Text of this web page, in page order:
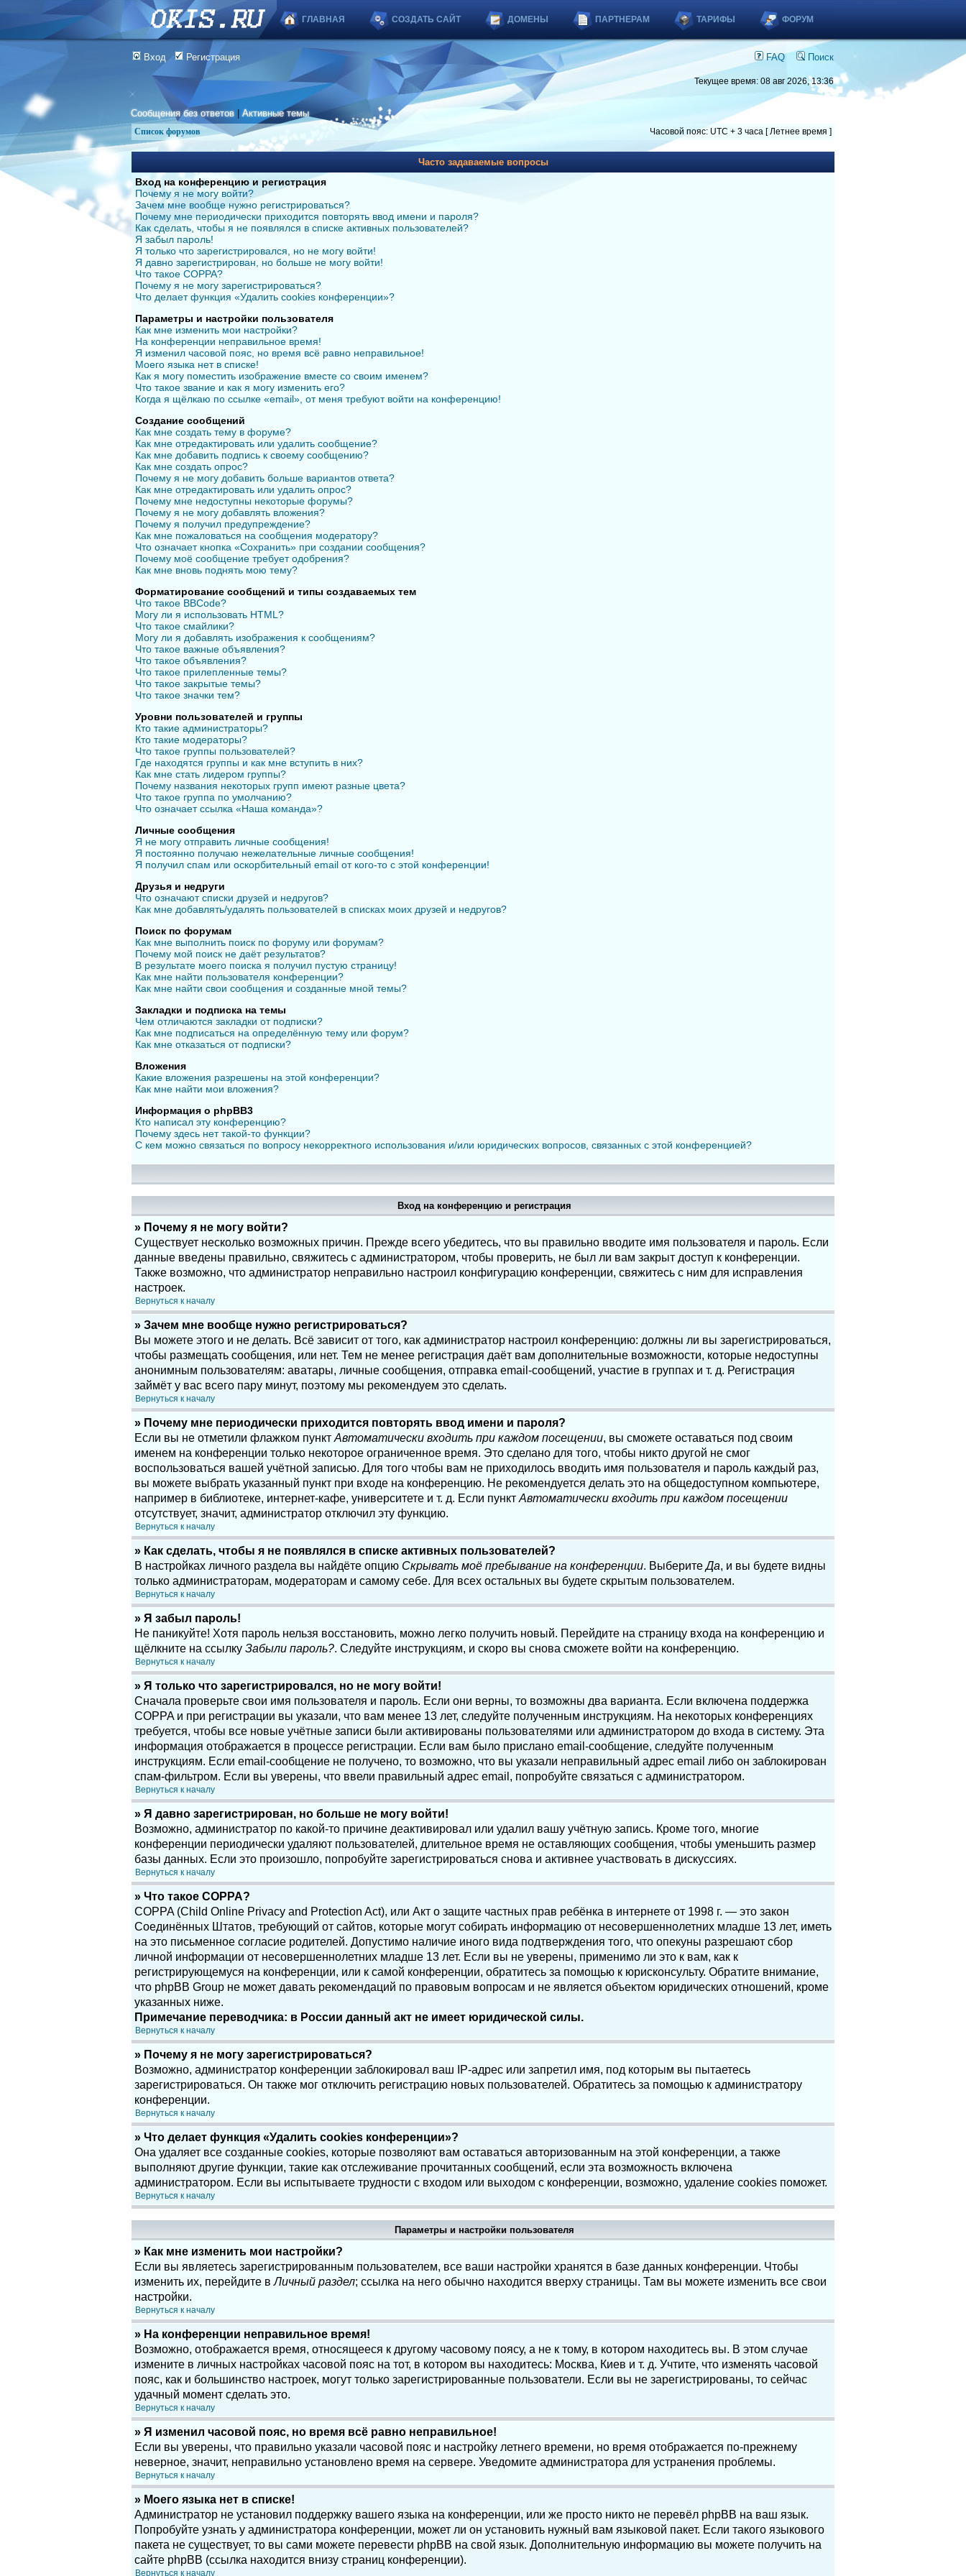
ГЛАВНАЯ СОЗДАТЬ САЙТ ДОМЕНЫ ПАРТНЕРАМ ТАРИФЫ ФОРУМ
Вход Регистрация FAQ Поиск
Текущее время: 08 авг 2026, 13:36
Сообщения без ответов |Активные темы
Список форумов Часовой пояс: UTC + 3 часа [ Летнее время ]
Часто задаваемые вопросы
Вход на конференцию и регистрация
Почему я не могу войти?
Зачем мне вообще нужно регистрироваться?
Почему мне периодически приходится повторять ввод имени и пароля?
Как сделать, чтобы я не появлялся в списке активных пользователей?
Я забыл пароль!
Я только что зарегистрировался, но не могу войти!
Я давно зарегистрирован, но больше не могу войти!
Что такое COPPA?
Почему я не могу зарегистрироваться?
Что делает функция «Удалить cookies конференции»?
Параметры и настройки пользователя
Как мне изменить мои настройки?
На конференции неправильное время!
Я изменил часовой пояс, но время всё равно неправильное!
Моего языка нет в списке!
Как я могу поместить изображение вместе со своим именем?
Что такое звание и как я могу изменить его?
Когда я щёлкаю по ссылке «email», от меня требуют войти на конференцию!
Создание сообщений
Как мне создать тему в форуме?
Как мне отредактировать или удалить сообщение?
Как мне добавить подпись к своему сообщению?
Как мне создать опрос?
Почему я не могу добавить больше вариантов ответа?
Как мне отредактировать или удалить опрос?
Почему мне недоступны некоторые форумы?
Почему я не могу добавлять вложения?
Почему я получил предупреждение?
Как мне пожаловаться на сообщения модератору?
Что означает кнопка «Сохранить» при создании сообщения?
Почему моё сообщение требует одобрения?
Как мне вновь поднять мою тему?
Форматирование сообщений и типы создаваемых тем
Что такое BBCode?
Могу ли я использовать HTML?
Что такое смайлики?
Могу ли я добавлять изображения к сообщениям?
Что такое важные объявления?
Что такое объявления?
Что такое прилепленные темы?
Что такое закрытые темы?
Что такое значки тем?
Уровни пользователей и группы
Кто такие администраторы?
Кто такие модераторы?
Что такое группы пользователей?
Где находятся группы и как мне вступить в них?
Как мне стать лидером группы?
Почему названия некоторых групп имеют разные цвета?
Что такое группа по умолчанию?
Что означает ссылка «Наша команда»?
Личные сообщения
Я не могу отправить личные сообщения!
Я постоянно получаю нежелательные личные сообщения!
Я получил спам или оскорбительный email от кого-то с этой конференции!
Друзья и недруги
Что означают списки друзей и недругов?
Как мне добавлять/удалять пользователей в списках моих друзей и недругов?
Поиск по форумам
Как мне выполнить поиск по форуму или форумам?
Почему мой поиск не даёт результатов?
В результате моего поиска я получил пустую страницу!
Как мне найти пользователя конференции?
Как мне найти свои сообщения и созданные мной темы?
Закладки и подписка на темы
Чем отличаются закладки от подписки?
Как мне подписаться на определённую тему или форум?
Как мне отказаться от подписки?
Вложения
Какие вложения разрешены на этой конференции?
Как мне найти мои вложения?
Информация о phpBB3
Кто написал эту конференцию?
Почему здесь нет такой-то функции?
С кем можно связаться по вопросу некорректного использования и/или юридических вопросов, связанных с этой конференцией?
Вход на конференцию и регистрация
» Почему я не могу войти?
Существует несколько возможных причин. Прежде всего убедитесь, что вы правильно вводите имя пользователя и пароль. Если
данные введены правильно, свяжитесь с администратором, чтобы проверить, не был ли вам закрыт доступ к конференции.
Также возможно, что администратор неправильно настроил конфигурацию конференции, свяжитесь с ним для исправления
настроек.
Вернуться к началу
» Зачем мне вообще нужно регистрироваться?
Вы можете этого и не делать. Всё зависит от того, как администратор настроил конференцию: должны ли вы зарегистрироваться,
чтобы размещать сообщения, или нет. Тем не менее регистрация даёт вам дополнительные возможности, которые недоступны
анонимным пользователям: аватары, личные сообщения, отправка email-сообщений, участие в группах и т. д. Регистрация
займёт у вас всего пару минут, поэтому мы рекомендуем это сделать.
Вернуться к началу
» Почему мне периодически приходится повторять ввод имени и пароля?
Если вы не отметили флажком пункт Автоматически входить при каждом посещении, вы сможете оставаться под своим
именем на конференции только некоторое ограниченное время. Это сделано для того, чтобы никто другой не смог
воспользоваться вашей учётной записью. Для того чтобы вам не приходилось вводить имя пользователя и пароль каждый раз,
вы можете выбрать указанный пункт при входе на конференцию. Не рекомендуется делать это на общедоступном компьютере,
например в библиотеке, интернет-кафе, университете и т. д. Если пункт Автоматически входить при каждом посещении
отсутствует, значит, администратор отключил эту функцию.
Вернуться к началу
» Как сделать, чтобы я не появлялся в списке активных пользователей?
В настройках личного раздела вы найдёте опцию Скрывать моё пребывание на конференции. ВыберитеДа, и вы будете видны
только администраторам, модераторам и самому себе. Для всех остальных вы будете скрытым пользователем.
Вернуться к началу
» Я забыл пароль!
Не паникуйте! Хотя пароль нельзя восстановить, можно легко получить новый. Перейдите на страницу входа на конференцию и
щёлкните на ссылку Забыли пароль?. Следуйте инструкциям, и скоро вы снова сможете войти на конференцию.
Вернуться к началу
» Я только что зарегистрировался, но не могу войти!
Сначала проверьте свои имя пользователя и пароль. Если они верны, то возможны два варианта. Если включена поддержка
COPPA и при регистрации вы указали, что вам менее 13 лет, следуйте полученным инструкциям. На некоторых конференциях
требуется, чтобы все новые учётные записи были активированы пользователями или администратором до входа в систему. Эта
информация отображается в процессе регистрации. Если вам было прислано email-сообщение, следуйте полученным
инструкциям. Если email-сообщение не получено, то возможно, что вы указали неправильный адрес email либо он заблокирован
спам-фильтром. Если вы уверены, что ввели правильный адрес email, попробуйте связаться с администратором.
Вернуться к началу
» Я давно зарегистрирован, но больше не могу войти!
Возможно, администратор по какой-то причине деактивировал или удалил вашу учётную запись. Кроме того, многие
конференции периодически удаляют пользователей, длительное время не оставляющих сообщения, чтобы уменьшить размер
базы данных. Если это произошло, попробуйте зарегистрироваться снова и активнее участвовать в дискуссиях.
Вернуться к началу
» Что такое COPPA?
COPPA (Child Online Privacy and Protection Act), или Акт о защите частных прав ребёнка в интернете от 1998 г. — это закон
Соединённых Штатов, требующий от сайтов, которые могут собирать информацию от несовершеннолетних младше 13 лет, иметь
на это письменное согласие родителей. Допустимо наличие иного вида подтверждения того, что опекуны разрешают сбор
личной информации от несовершеннолетних младше 13 лет. Если вы не уверены, применимо ли это к вам, как к
регистрирующемуся на конференции, или к самой конференции, обратитесь за помощью к юрисконсульту. Обратите внимание,
что phpBB Group не может давать рекомендаций по правовым вопросам и не является объектом юридических отношений, кроме
указанных ниже.
Примечание переводчика: в России данный акт не имеет юридической силы.
Вернуться к началу
» Почему я не могу зарегистрироваться?
Возможно, администратор конференции заблокировал ваш IP-адрес или запретил имя, под которым вы пытаетесь
зарегистрироваться. Он также мог отключить регистрацию новых пользователей. Обратитесь за помощью к администратору
конференции.
Вернуться к началу
» Что делает функция «Удалить cookies конференции»?
Она удаляет все созданные cookies, которые позволяют вам оставаться авторизованным на этой конференции, а также
выполняют другие функции, такие как отслеживание прочитанных сообщений, если эта возможность включена
администратором. Если вы испытываете трудности с входом или выходом с конференции, возможно, удаление cookies поможет.
Вернуться к началу
Параметры и настройки пользователя
» Как мне изменить мои настройки?
Если вы являетесь зарегистрированным пользователем, все ваши настройки хранятся в базе данных конференции. Чтобы
изменить их, перейдите вЛичный раздел; ссылка на него обычно находится вверху страницы. Там вы можете изменить все свои
настройки.
Вернуться к началу
» На конференции неправильное время!
Возможно, отображается время, относящееся к другому часовому поясу, а не к тому, в котором находитесь вы. В этом случае
измените в личных настройках часовой пояс на тот, в котором вы находитесь: Москва, Киев и т. д. Учтите, что изменять часовой
пояс, как и большинство настроек, могут только зарегистрированные пользователи. Если вы не зарегистрированы, то сейчас
удачный момент сделать это.
Вернуться к началу
» Я изменил часовой пояс, но время всё равно неправильное!
Если вы уверены, что правильно указали часовой пояс и настройку летнего времени, но время отображается по-прежнему
неверное, значит, неправильно установлено время на сервере. Уведомите администратора для устранения проблемы.
Вернуться к началу
» Моего языка нет в списке!
Администратор не установил поддержку вашего языка на конференции, или же просто никто не перевёл phpBB на ваш язык.
Попробуйте узнать у администратора конференции, может ли он установить нужный вам языковой пакет. Если такого языкового
пакета не существует, то вы сами можете перевести phpBB на свой язык. Дополнительную информацию вы можете получить на
сайте phpBB (ссылка находится внизу страниц конференции).
Вернуться к началу